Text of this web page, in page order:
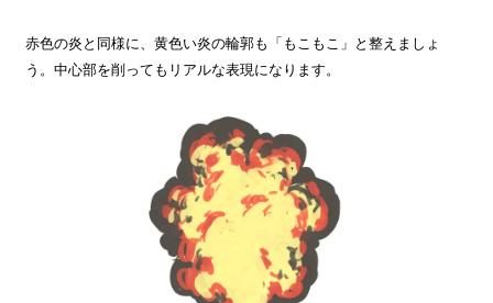
赤色の炎と同様に、黄色い炎の輪郭も「もこもこ」と整えましょ
う。中心部を削ってもリアルな表現になります。